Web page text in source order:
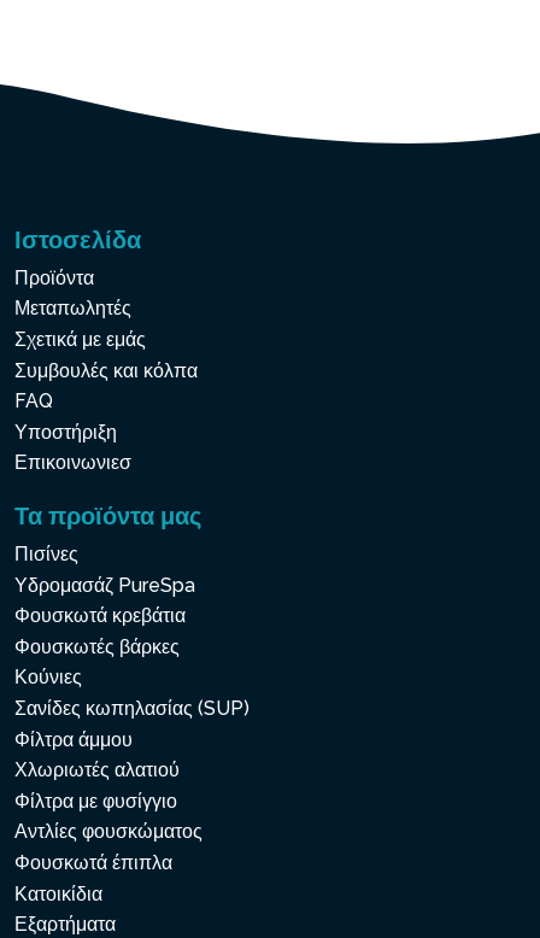
Ιστοσελίδα
Προϊόντα
Μεταπωλητές
Σχετικά με εμάς
Συμβουλές και κόλπα
FAQ
Υποστήριξη
Επικοινωνιεσ
Τα προϊόντα μας
Πισίνες
Υδρομασάζ PureSpa
Φουσκωτά κρεβάτια
Φουσκωτές βάρκες
Κούνιες
Σανίδες κωπηλασίας (SUP)
Φίλτρα άμμου
Χλωριωτές αλατιού
Φίλτρα με φυσίγγιο
Αντλίες φουσκώματος
Φουσκωτά έπιπλα
Κατοικίδια
Εξαρτήματα